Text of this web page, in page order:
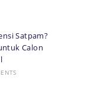
Satpam?
Calon